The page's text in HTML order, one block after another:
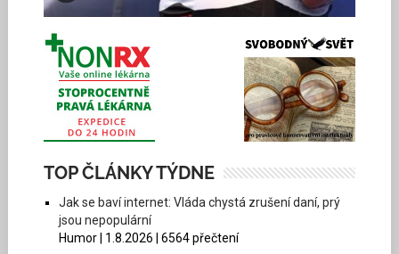
TOP ČLÁNKY TÝDNE
Jak se baví internet: Vláda chystá zrušení daní, prý
jsou nepopulární
Humor | 1.8.2026 | 6564 přečtení